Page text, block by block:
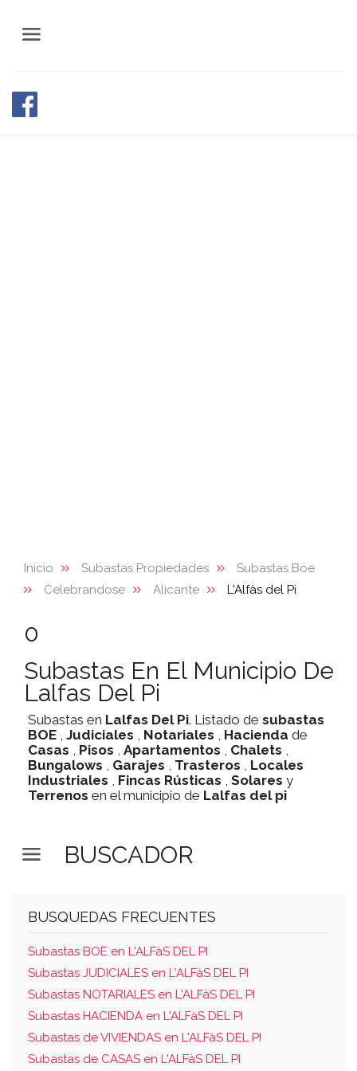
Inicio Subastas Propiedades
Subastas Boe
Celebrandose
Alicante L'Alfàs del Pi
0
Subastas En El Municipio De
Lalfas Del Pi
Subastas en Lalfas Del Pi. Listado de subastas
BOE , Judiciales , Notariales , Hacienda de
Casas , Pisos , Apartamentos , Chalets ,
Bungalows , Garajes , Trasteros , Locales
Industriales , Fincas Rústicas , Solares y
Terrenos en el municipio de Lalfas del pi
BUSCADOR
BUSQUEDAS FRECUENTES
Subastas BOE en L'ALFàS DEL PI
Subastas JUDICIALES en L'ALFàS DEL PI
Subastas NOTARIALES en L'ALFàS DEL PI
Subastas HACIENDA en L'ALFàS DEL PI
Subastas de VIVIENDAS en L'ALFàS DEL PI
Subastas de CASAS en L'ALFàS DEL PI